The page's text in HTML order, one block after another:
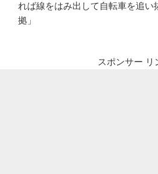
れば線をはみ出して自転車を追い
拠」
スポンサー リ